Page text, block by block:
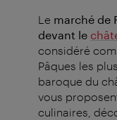
Le marché de
devant le
considéré
Pâques les
baroque du
vous
culinaires,